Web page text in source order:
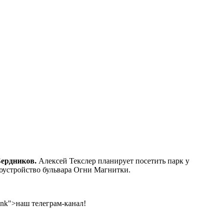
Алексей Текслер планирует посетить парк у
бульвара Огни Магнитки.
телеграм-канал!